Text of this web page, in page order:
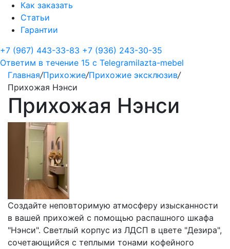
Как заказать
Статьи
Гарантии
+7 (967) 443-33-83 +7 (936) 243-30-35
Ответим в течение 15 с Telegramilazta-mebel
Главная/Прихожие/Прихожие эксклюзив/
Прихожая Нэнси
Прихожая Нэнси
Создайте неповторимую атмосферу изысканности
в вашей прихожей с помощью распашного шкафа
"Нэнси". Светлый корпус из ЛДСП в цвете "Дезира",
сочетающийся с теплыми тонами кофейного